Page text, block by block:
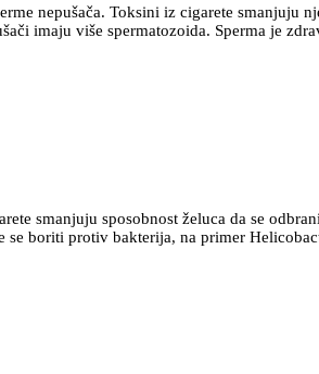
nepušača. Toksini iz cigarete smanjuju
imaju više spermatozoida. Sperma je
smanjuju sposobnost želuca da se
se boriti protiv bakterija, na primer